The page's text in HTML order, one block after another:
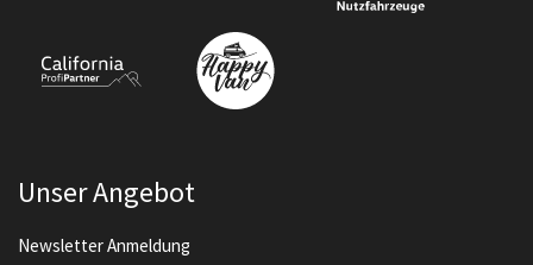
Unser Angebot
Newsletter Anmeldung